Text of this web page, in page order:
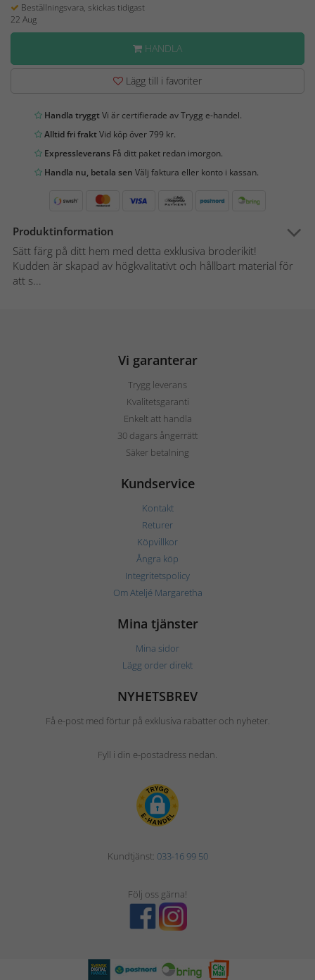
Beställningsvara, skickas tidigast
22 Aug
HANDLA
Lägg till i favoriter
Handla tryggtVi är certifierade av Trygg e-handel.
Alltid fri fraktVid köp över 799 kr.
Expressleverans Få ditt paket redan imorgon.
Handla nu, betala sen Välj faktura eller konto i kassan.
Produktinformation
Sätt färg på ditt hem med detta exklusiva broderikit!
Kudden är skapad av högkvalitativt och hållbart material för
att s...
Vi garanterar
Trygg leverans
Kvalitetsgaranti
Enkelt att handla
30 dagars ångerrätt
Säker betalning
Kundservice
Kontakt
Returer
Köpvillkor
Ångra köp
Integritetspolicy
Om Ateljé Margaretha
Mina tjänster
Mina sidor
Lägg order direkt
NYHETSBREV
Få e-post med förtur på exklusiva rabatter och nyheter.
Fyll i din e-postadress nedan.
Kundtjänst: 033-16 99 50
Följ oss gärna!